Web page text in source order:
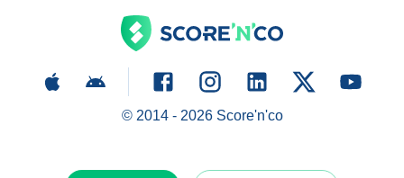
© 2014 - 2026Score'n'co